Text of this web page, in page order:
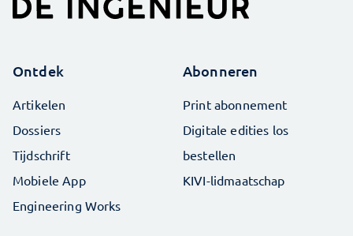
Ontdek
Artikelen
Dossiers
Tijdschrift
Mobiele App
Engineering Works
Abonneren
Print abonnement
Digitale edities los
bestellen
KIVI-lidmaatschap